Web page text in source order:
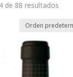
de 88 resultados